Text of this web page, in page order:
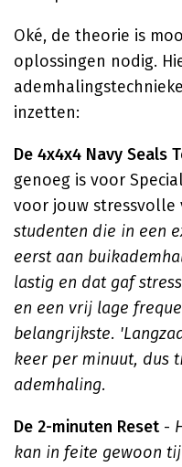
Oké, de theorie is
oplossingen nodig.
inzetten:
De 4x4x4 Navy Seals
genoeg is voor
voor jouw stressvolle
studenten die in een
eerst aan
lastig en dat gaf
en een vrij lage
belangrijkste.
keer per minuut, dus
ademhaling.
De 2-minuten Reset -
kan in feite gewoon